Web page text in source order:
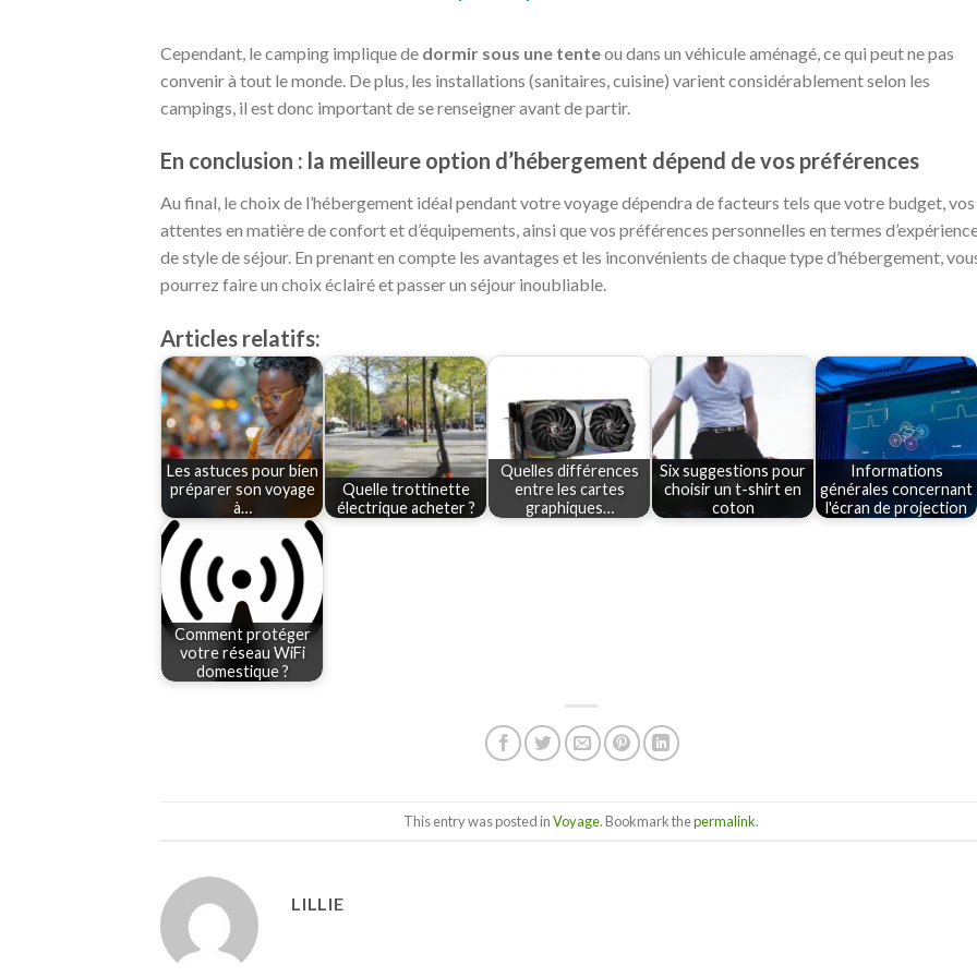
Cependant, le camping implique de dormir sous une tenteou dans un véhicule aménagé, ce qui peut ne pas
convenir à tout le monde. De plus, les installations (sanitaires, cuisine) varient considérablement selon les
campings, il est donc important de se renseigner avant de partir.
En conclusion : la meilleure option d’hébergement dépend de vos préférences
Au final, le choix de l’hébergement idéal pendant votre voyage dépendra de facteurs tels que votre budget, vos
attentes en matière de confort et d’équipements, ainsi que vos préférences personnelles en termes
de style de séjour. En prenant en compte les avantages et les inconvénients de chaque type d’hébergement,
pourrez faire un choix éclairé et passer un séjour inoubliable.
Articles relatifs:
Les astuces pour bien
préparer son voyage
à…
Quelle trottinette
électrique acheter ?
Quelles différences
entre les cartes
graphiques…
Six suggestions pour
choisir un t-shirt en
coton
Informations
générales concernant
l'écran de projection
Comment protéger
votre réseau WiFi
domestique ?
This entry was posted inVoyage. Bookmark thepermalink.
LILLIE